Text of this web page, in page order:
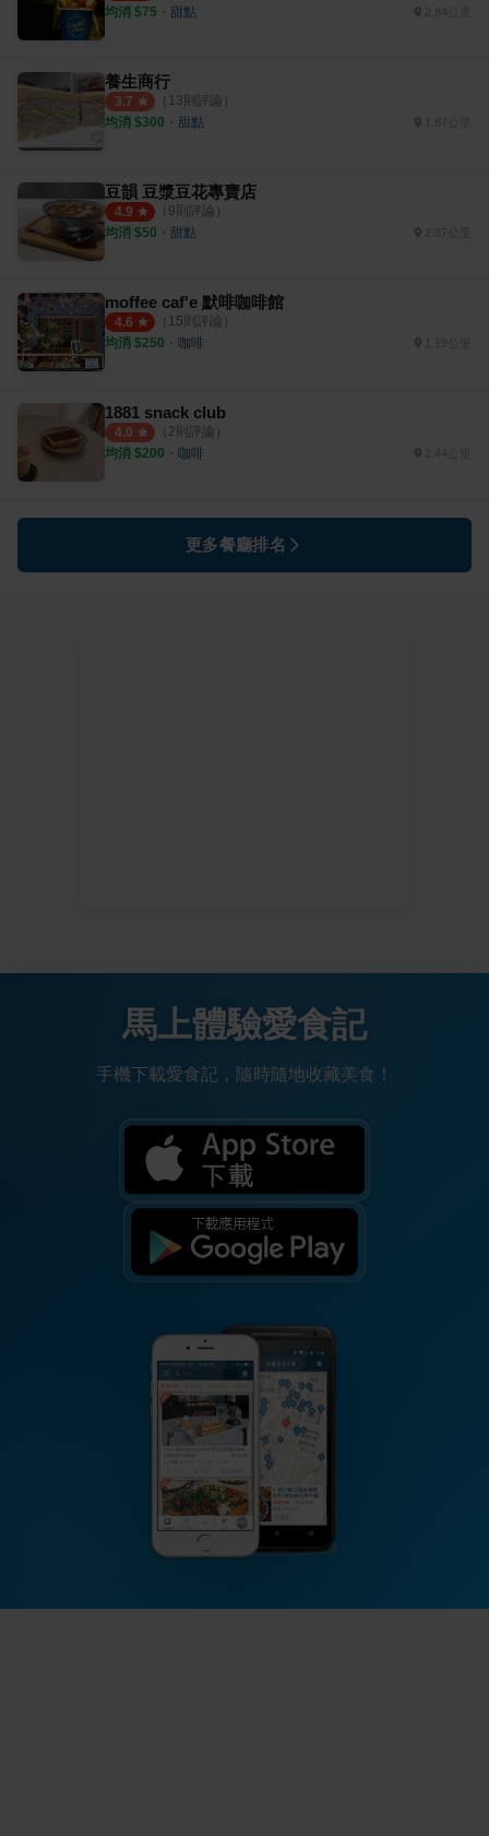
均消 $75 ・ 甜點 2.84公里
養生商行
3.7 （ 13則評論）
均消 $300 ・ 甜點
豆韻 豆漿豆花專賣店
4.9 （ 9則評論）
均消 $50 ・ 甜點
moffee caf'e 默啡咖啡館
4.6 （ 15則評論）
均消 $250 ・ 咖啡
1881 snack club
4.0 （ 2則評論）
均消 $200 ・ 咖啡 2.44公里
更多餐廳排名
馬上體驗愛食記
手機下載愛食記，隨時隨地收藏美食！